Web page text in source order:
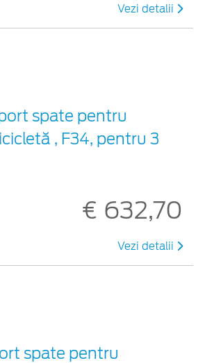
Vezi detalii
spate pentru
, F34, pentru 3
€ 632,70
Vezi detalii
spate pentru